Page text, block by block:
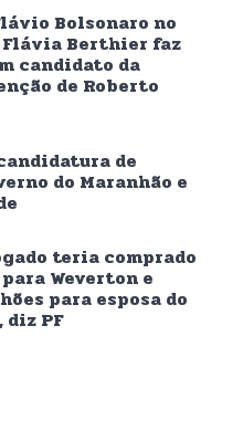
Bolsonaro no
Flávia Berthier faz
candidato da
de Roberto
de
do Maranhão e
teria comprado
Weverton e
para esposa do
diz PF